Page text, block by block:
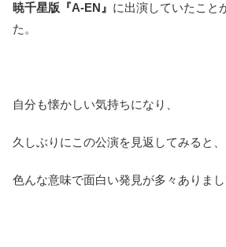
暁千星版『A-EN』 に出演していたこと
た。
自分も懐かしい気持ちになり、
久しぶりにこの公演を見返してみると、
色んな意味で面白い発見が多々ありまし